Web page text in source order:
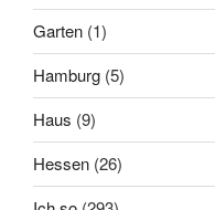
Garten (1)
Hamburg (5)
Haus (9)
Hessen (26)